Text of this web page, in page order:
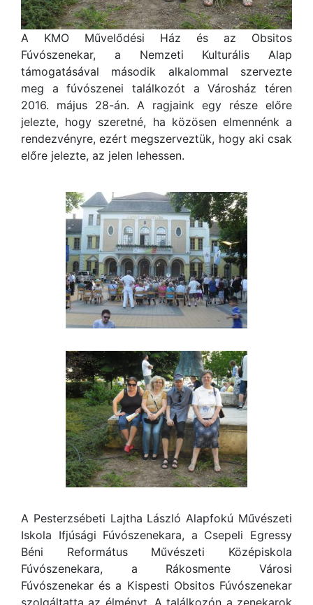
A KMO Művelődési Ház és az Obsitos
Fúvószenekar, a Nemzeti Kulturális Alap
támogatásával második alkalommal szervezte
meg a fúvószenei találkozót a Városház téren
2016. május 28-án. A ragjaink egy része előre
jelezte, hogy szeretné, ha közösen elmennénk a
rendezvényre, ezért megszerveztük, hogy aki csak
előre jelezte, az jelen lehessen.
A Pesterzsébeti Lajtha László Alapfokú Művészeti
Iskola Ifjúsági Fúvószenekara, a Csepeli Egressy
Béni Református Művészeti Középiskola
Fúvószenekara, a Rákosmente Városi
Fúvószenekar és a Kispesti Obsitos Fúvószenekar
szolgáltatta az élményt. A találkozón a zenekarok